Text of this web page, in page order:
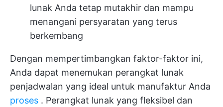
lunak Anda tetap mutakhir dan mampu
menangani persyaratan yang terus
berkembang
Dengan mempertimbangkan faktor-faktor ini,
Anda dapat menemukan perangkat lunak
penjadwalan yang ideal untuk manufaktur Anda
proses . Perangkat lunak yang fleksibel dan